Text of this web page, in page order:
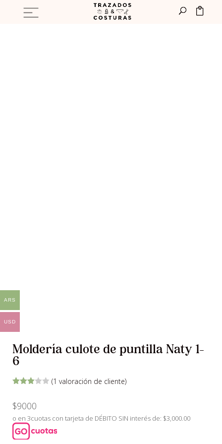
Moldería culote de puntilla Naty 1-
6
3.00de
5 en
base
a
valoraci
ón de
(1 valoración de cliente)
$9000
o en 3cuotas con tarjeta de DÉBITO SIN interés de: $3,000.00
ARS
USD